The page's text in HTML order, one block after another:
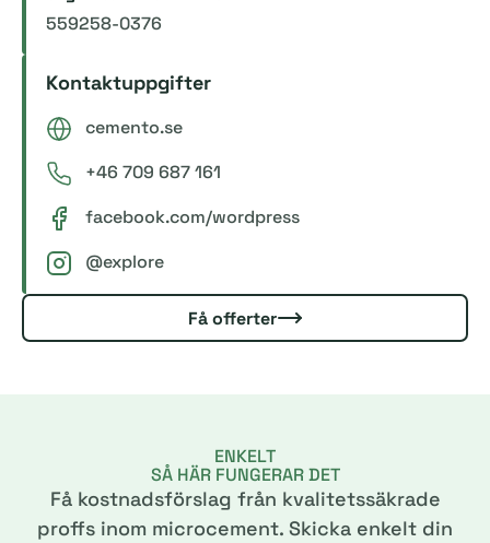
559258-0376
Kontaktuppgifter
cemento.se
+46 709 687 161
facebook.com/wordpress
@explore
Få offerter
ENKELT
SÅ HÄR FUNGERAR DET
Få kostnadsförslag från kvalitetssäkrade
proffs inom microcement. Skicka enkelt din